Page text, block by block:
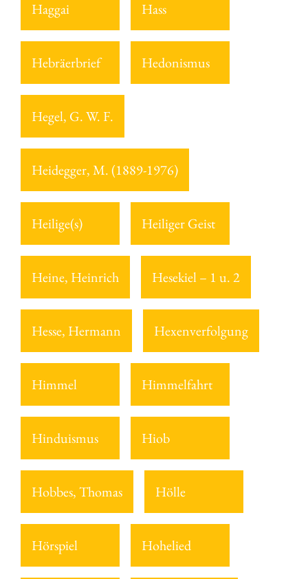
Haggai Hass
Hebräerbrief Hedonismus
Hegel, G. W. F.
Heidegger, M. (1889-1976)
Heilige(s) Heiliger Geist
Heine, Heinrich Hesekiel – 1 u. 2
Hesse, Hermann Hexenverfolgung
Himmel Himmelfahrt
Hinduismus Hiob
Hobbes, Thomas Hölle
Hörspiel Hohelied